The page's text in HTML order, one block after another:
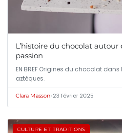
L’histoire du chocolat
passion
EN BREF Origines du chocolat
aztèques.
Clara Masson•23 février 2025
CULTURE ET TRADITIONS